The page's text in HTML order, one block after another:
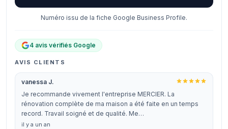
Numéro issu de la fiche Google Business Profile.
4 avis vérifiés Google
AVIS CLIENTS
vanessa J.
Je recommande vivement l'entreprise MERCIER. La
rénovation complète de ma maison a été faite en un temps
record. Travail soigné et de qualité. Me…
il y a un an